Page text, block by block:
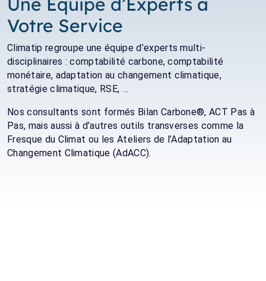
Votre Service
Climatip regroupe une équipe d’experts multi-
disciplinaires : comptabilité carbone, comptabilité
monétaire, adaptation au changement climatique,
stratégie climatique, RSE, …
Nos consultants sont formés Bilan Carbone®, ACT Pas à
Pas, mais aussi à d’autres outils transverses comme la
Fresque du Climat ou les Ateliers de l’Adaptation au
Changement Climatique (AdACC).